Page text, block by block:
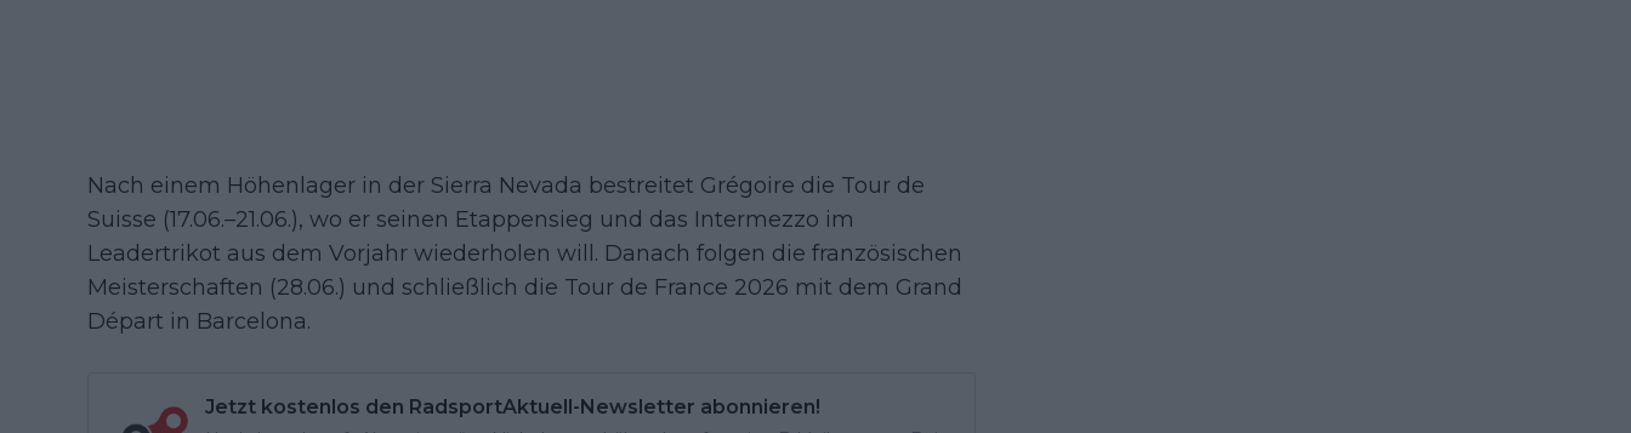
Nach einem Höhenlager in der Sierra Nevada bestreitet Grégoire die Tour de
Suisse (17.06.–21.06.), wo er seinen Etappensieg und das Intermezzo im
Leadertrikot aus dem Vorjahr wiederholen will. Danach folgen die französischen
Meisterschaften (28.06.) und schließlich die Tour de France 2026 mit dem Grand
Départ in Barcelona.
Jetzt kostenlos den RadsportAktuell-Newsletter abonnieren!